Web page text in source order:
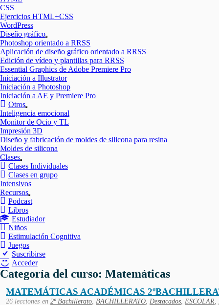
CSS
Ejercicios HTML+CSS
WordPress
Diseño gráfico
Mostrar
el
submenú
Photoshop orientado a RRSS
Aplicación de diseño gráfico orientado a RRSS
Edición de vídeo y plantillas para RRSS
Essential Graphics de Adobe Premiere Pro
Iniciación a Illustrator
Iniciación a Photoshop
Iniciación a AE y Premiere Pro
Otros
Mostrar
el
submenú
Inteligencia emocional
Monitor de Ocio y TL
Impresión 3D
Diseño y fabricación de moldes de silicona para resina
Moldes de silicona
Clases
Mostrar
el
submenú
Clases Individuales
Clases en grupo
Intensivos
Recursos
Mostrar
el
Podcast
Libros
Estudiador
Niños
Estimulación Cognitiva
Juegos
Suscribirse
Acceder
Categoría del curso: Matemáticas
MATEMÁTICAS ACADÉMICAS
26 lecciones en 2º Bachillerato BACHILLERATO Destacados ESCOLAR